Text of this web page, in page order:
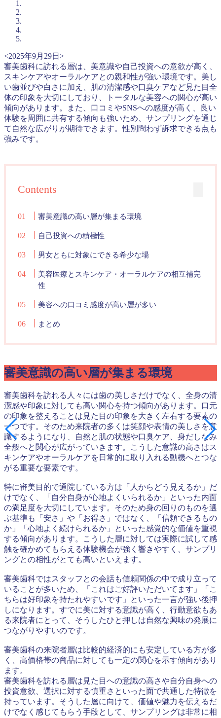
<2025年9月29日>
審美歯科に訪れる層は、美意識や自己投資への意欲が高く、
スキンケアやオーラルケアとの親和性が強い環境です。美し
い歯並びや白さに加え、肌の清潔感や口臭ケアなど見た目全
体の印象を大切にしており、トータルな美容への関心が高い
傾向があります。また、口コミやSNSへの感度が高く、良い
体験を周囲に共有する傾向も強いため、サンプリングを通じ
て自然な広がりが期待できます。性別問わず訴求できる点も
強みです。
Contents
審美意識の高い層が集まる環境
自己投資への積極性
男女ともに対象にできる希少な場
美容医療とスキンケア・オーラルケアの相互補完
性
美容への口コミ感度が高い層が多い
まとめ
審美意識の高い層が集まる環境
審美歯科を訪れる人々には歯の美しさだけでなく、全身の清
潔感や印象に対しても高い関心を持つ傾向があります。口元
の印象を整えることは見た目の印象を大きく左右する要素の
一つです。そのため来院者の多くは笑顔や表情の美しさを意
識するようになり、自然と肌の状態や口臭ケア、身だしなみ
全般へと関心が広がっていきます。こうした意識の高さはス
キンケアやオーラルケアを日常的に取り入れる動機へとつな
がる重要な要素です。
特に審美目的で通院している方は「人からどう見えるか」だ
けでなく、「自分自身が心地よくいられるか」といった内面
の満足度を大切にしています。そのため身の回りのものを選
ぶ基準も「安さ」や「お得さ」ではなく、「信頼できるもの
か」「心地よく続けられるか」といった感覚的な価値を重視
する傾向があります。こうした層に対しては実際に試して感
触を確かめてもらえる体験機会が強く響きやすく、サンプリ
ングとの相性がとても高いといえます。
審美歯科ではスタッフとの会話も信頼関係の中で成り立って
いることが多いため、「これはご好評いただいてます」「こ
ちらは好印象を持たれやすいです」といった一言が強い後押
しになります。すでに美に対する意識が高く、行動意欲もあ
る来院者にとって、そうしたひと押しは自然な興味の発展に
つながりやすいのです。
審美歯科の来院者層は比較的経済的にも安定している方が多
く、高価格帯の商品に対しても一定の関心を示す傾向があり
ます。
審美歯科を訪れる層は見た目への意識の高さや自分自身への
投資意欲、選択に対する慎重さといった面で共通した特徴を
持っています。そうした層に向けて、価値や魅力を伝えるだ
けでなく感じてもらう手段として、サンプリングは非常に相